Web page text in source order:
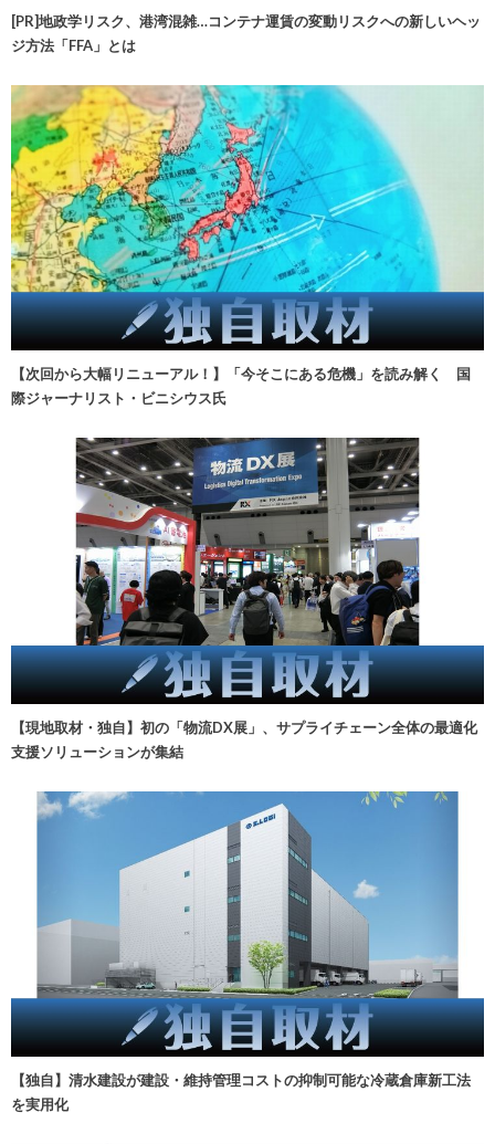
[PR]地政学リスク、港湾混雑…コンテナ運賃の変動リスクへの新しいヘッ
ジ方法「FFA」とは
【次回から大幅リニューアル！】「今そこにある危機」を読み解く 国
際ジャーナリスト・ビニシウス氏
【現地取材・独自】初の「物流DX展」、サプライチェーン全体の最適化
支援ソリューションが集結
【独自】清水建設が建設・維持管理コストの抑制可能な冷蔵倉庫新工法
を実用化